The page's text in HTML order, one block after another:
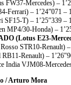
FW37-Mercedes) –
Ferrari) – 1’24”071 –
SF15-T) – 1’25″339 –
MP4/30-Honda) –
(Lotus E23-
STR10-Renault)
Renault) –
India VJM08-
/ Arturo Mora